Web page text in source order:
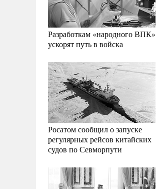
Разработкам «народного ВПК»
ускорят путь в войска
Росатом сообщил о запуске
регулярных рейсов китайских
судов по Севморпути